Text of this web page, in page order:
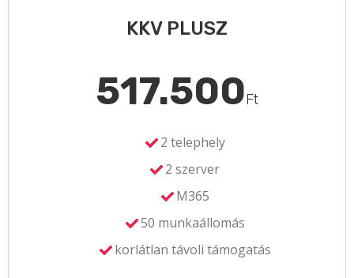
KKV PLUSZ
517.500Ft
2 telephely
2 szerver
M365
50 munkaállomás
korlátlan távoli támogatás